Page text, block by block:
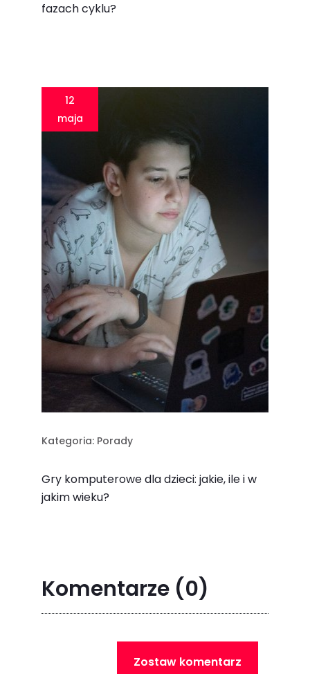
fazach cyklu?
12
maja
Kategoria: Porady
Gry komputerowe dla dzieci: jakie, ile i w
jakim wieku?
Komentarze (0)
Zostaw komentarz